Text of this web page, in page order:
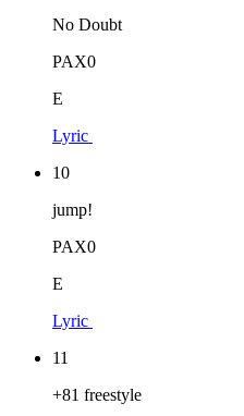
No Doubt
PAX0
E
Lyric
10
jump!
PAX0
E
Lyric
11
+81 freestyle